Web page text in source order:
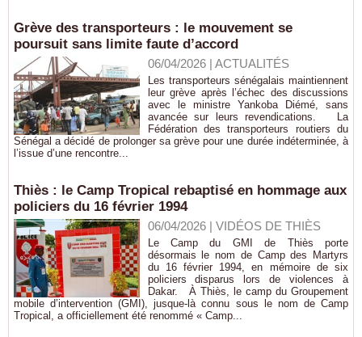
Grève des transporteurs : le mouvement se
poursuit sans limite faute d’accord
06/04/2026| ACTUALITÉS
Les transporteurs sénégalais maintiennent
leur grève après l’échec des discussions
avec le ministre Yankoba Diémé, sans
avancée sur leurs revendications. La
Fédération des transporteurs routiers du
Sénégal a décidé de prolonger sa grève pour une durée indéterminée, à
l’issue d’une rencontre...
Thiès : le Camp Tropical rebaptisé en hommage aux
policiers du 16 février 1994
06/04/2026| VIDÉOS DE THIÈS
Le Camp du GMI de Thiès porte
désormais le nom de Camp des Martyrs
du 16 février 1994, en mémoire de six
policiers disparus lors de violences à
Dakar. À Thiès, le camp du Groupement
mobile d’intervention (GMI), jusque-là connu sous le nom de Camp
Tropical, a officiellement été renommé « Camp...